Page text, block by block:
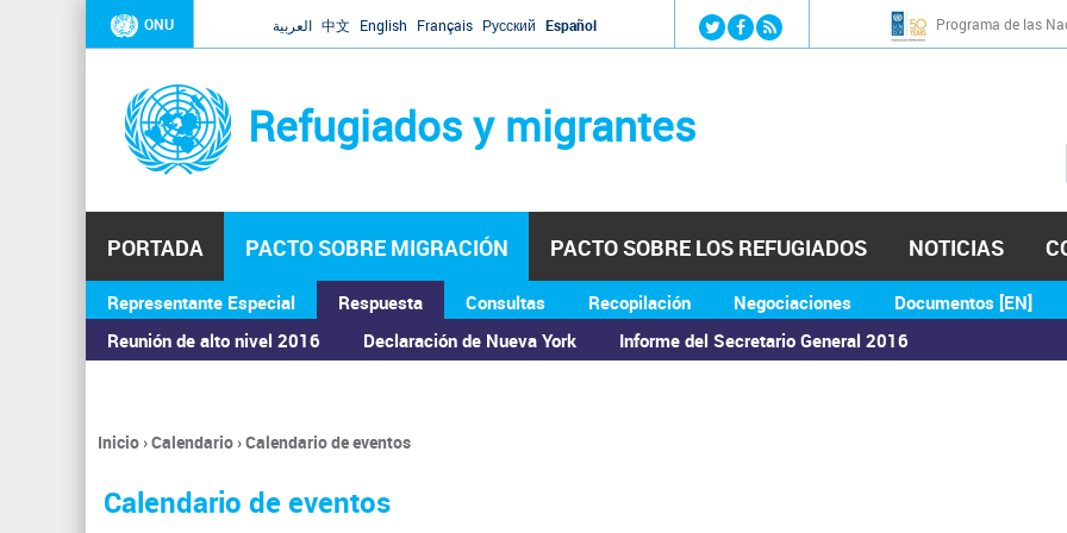
Jump to navigation
ONU العربية 中文 English Français Русский Español Programa de las
Refugiados y migrantes
PORTADA PACTO SOBRE MIGRACIÓN
Representante Especial
Respuesta
Reunión de alto nivel 2016
Declaración de Nueva York Informe del Secretario General 2016
Consultas Recopilación Negociaciones Documentos [EN]
PACTO SOBRE LOS REFUGIADOS NOTICIAS
ASAMBLEA GENERAL
Se
encuentra
usted
Inicio›Calendario›Calendario de eventos
Calendario de eventos